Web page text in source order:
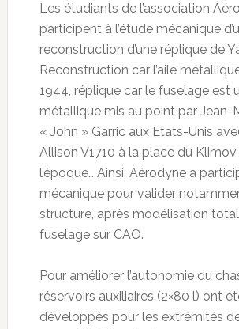
Les étudiants de l’association
participent à l’étude mécanique
reconstruction d’une réplique de
Reconstruction car l’aile
1944, réplique car le fuselage est
métallique mis au point par Jean-
« John » Garric aux Etats-Unis
Allison V1710 à la place du
l’époque… Ainsi, Aérodyne a
mécanique pour valider
structure, après modélisation
fuselage sur CAO.
Pour améliorer l’autonomie du
réservoirs auxiliaires (2×80 l) ont
développés pour les extrémités